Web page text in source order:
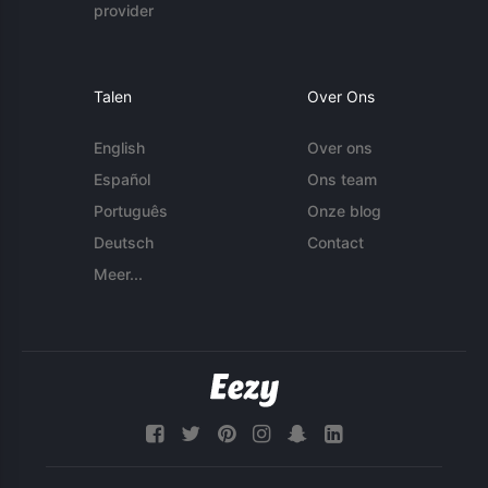
provider
Talen
English
Español
Português
Deutsch
Meer...
Over Ons
Over ons
Ons team
Onze blog
Contact